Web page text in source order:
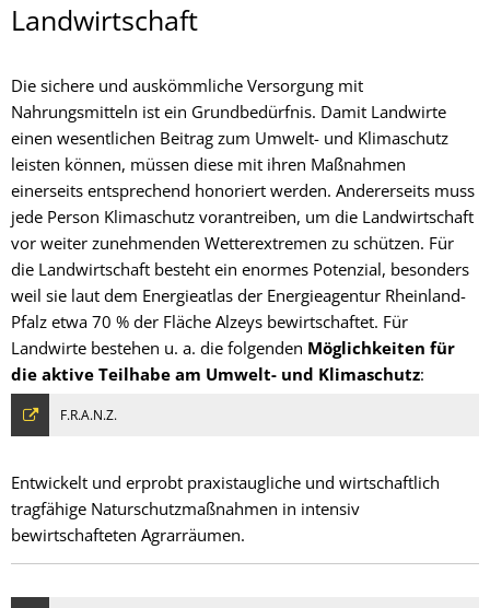
Landwirtschaft
Landwirtschaft
Die sichere und auskömmliche Versorgung mit
Nahrungsmitteln ist ein Grundbedürfnis. Damit Landwirte
einen wesentlichen Beitrag zum Umwelt- und Klimaschutz
leisten können, müssen diese mit ihren Maßnahmen
einerseits entsprechend honoriert werden. Andererseits muss
jede Person Klimaschutz vorantreiben, um die Landwirtschaft
vor weiter zunehmenden Wetterextremen zu schützen. Für
die Landwirtschaft besteht ein enormes Potenzial, besonders
weil sie laut dem Energieatlas der Energieagentur Rheinland-
Pfalz etwa 70 % der Fläche Alzeys bewirtschaftet. Für
Landwirte bestehen u. a. die folgenden Möglichkeiten für
die aktive Teilhabe am Umwelt- und Klimaschutz:
F.R.A.N.Z.
Entwickelt und erprobt praxistaugliche und wirtschaftlich
tragfähige Naturschutzmaßnahmen in intensiv
bewirtschafteten Agrarräumen.